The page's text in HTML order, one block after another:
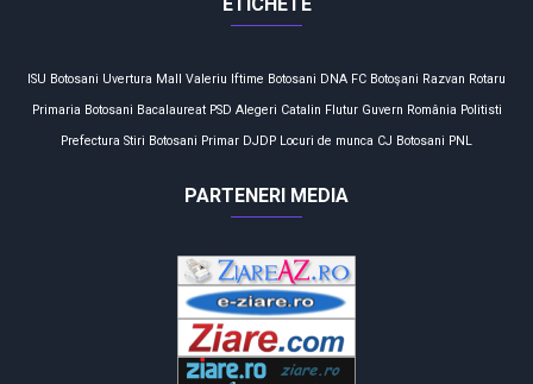
ISU Botosani Uvertura Mall Valeriu Iftime Botosani DNA FC Botoşani Razvan Rotaru
Primaria Botosani Bacalaureat PSD Alegeri Catalin Flutur Guvern România Politisti
Prefectura Stiri Botosani Primar DJDP Locuri de munca CJ Botosani PNL
PARTENERI MEDIA